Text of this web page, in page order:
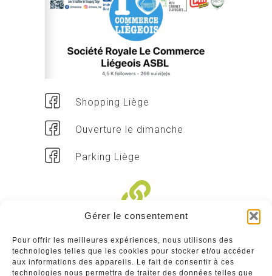
Gérer le consentement
Pour offrir les meilleures expériences, nous utilisons des
technologies telles que les cookies pour stocker et/ou accéder
aux informations des appareils. Le fait de consentir à ces
technologies nous permettra de traiter des données telles que
Shopping Liège
Ouverture le dimanche
Parking Liège
Commerçants